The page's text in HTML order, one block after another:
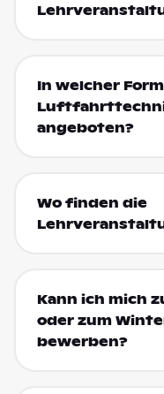
In welcher
angeboten?
Wo finden die
Kann ich mich
oder zum
bewerben?